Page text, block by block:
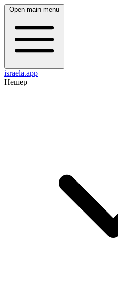
Open main menu
israela.app
Нешер